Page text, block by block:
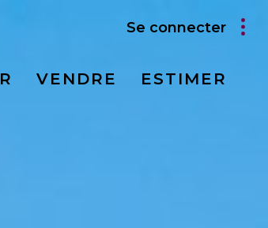
Se connecter
VENDRE ESTIMER